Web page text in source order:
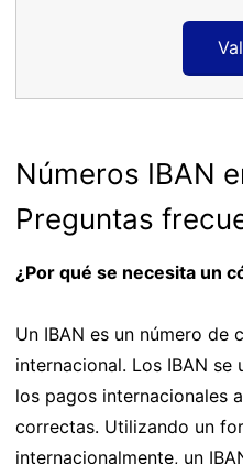
Números IBAN
Preguntas
¿Por qué se necesita un
Un IBAN es un número de
internacional. Los IBAN
los pagos internacionales
correctas. Utilizando un
internacionalmente, un